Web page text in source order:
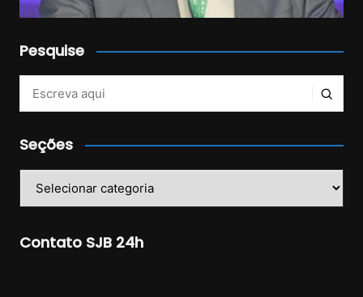
Pesquise
Seções
Contato SJB 24h